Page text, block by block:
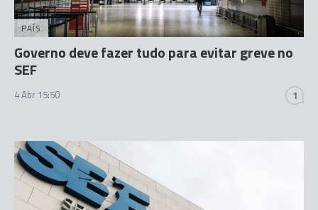
PAÍS
Governo deve fazer tudo para evitar greve no
SEF
4 Abr 15:50 1